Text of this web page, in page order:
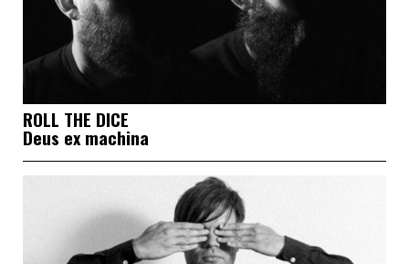
ROLL THE DICE
Deus ex machina